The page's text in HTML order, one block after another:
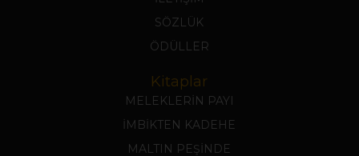
SÖZLÜK
ÖDÜLLER
Kitaplar
MELEKLERİN PAYI
İMBİKTEN KADEHE
MALTIN PEŞİNDE